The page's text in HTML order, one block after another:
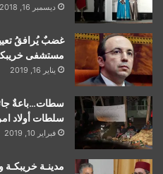
ديسمبر 16, 2018
غضبٌ يُرافقُ
مستشفى
يناير 16, 2019
سطات…باعةٌ
سلطات أولاد
فبراير 10, 2019
مدينـة خريبكـة